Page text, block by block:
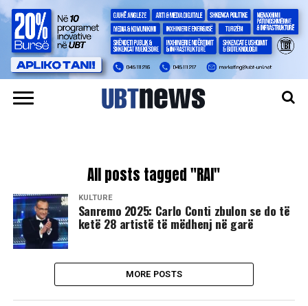
All posts tagged "RAI"
KULTURË
Sanremo 2025: Carlo Conti zbulon se do të
ketë 28 artistë të mëdhenj në garë
MORE POSTS